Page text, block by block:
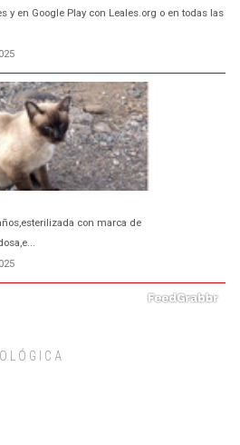
y en Google Play con Leales.org o en todas las
con marca de